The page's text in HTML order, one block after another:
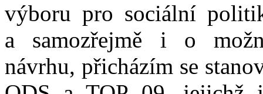
výboru pro sociální
a samozřejmě i o
návrhu, přicházím se